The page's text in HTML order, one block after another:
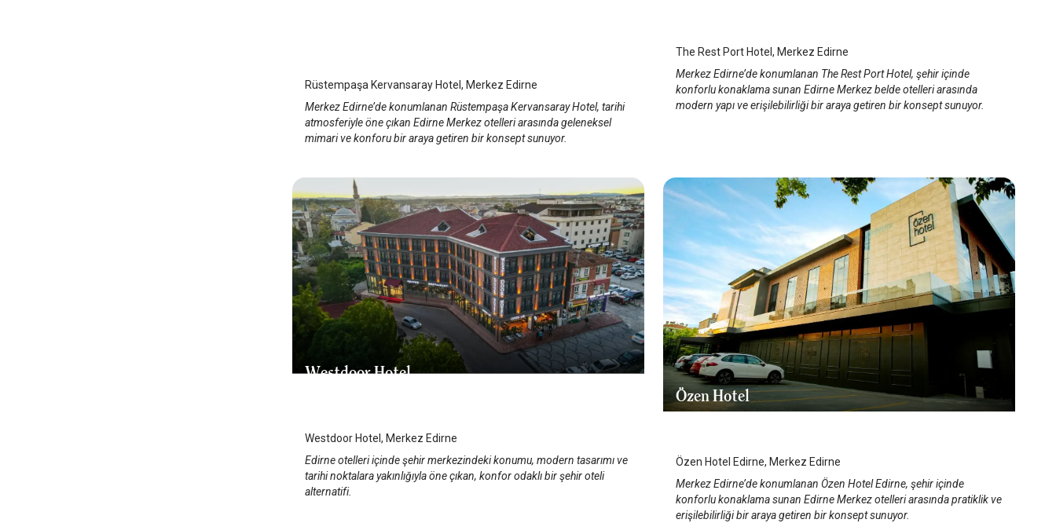
Rüstempaşa Kervansaray Hotel, Merkez Edirne
Merkez Edirne’de konumlanan Rüstempaşa Kervansaray Hotel, tarihi
atmosferiyle öne çıkan Edirne Merkez otelleri arasında geleneksel
mimari ve konforu bir araya getiren bir konsept sunuyor.
The Rest Port Hotel, Merkez Edirne
Merkez Edirne’de konumlanan The Rest Port Hotel, şehir içinde
konforlu konaklama sunan Edirne Merkez belde otelleri arasında
modern yapı ve erişilebilirliği bir araya getiren bir konsept sunuyor.
Westdoor Hotel
Westdoor Hotel, Merkez Edirne
Edirne otelleri içinde şehir merkezindeki konumu, modern tasarımı ve
tarihi noktalara yakınlığıyla öne çıkan, konfor odaklı bir şehir oteli
alternatifi.
Özen Hotel
Özen Hotel Edirne, Merkez Edirne
Merkez Edirne’de konumlanan Özen Hotel Edirne, şehir içinde
konforlu konaklama sunan Edirne Merkez otelleri arasında pratiklik ve
erişilebilirliği bir araya getiren bir konsept sunuyor.